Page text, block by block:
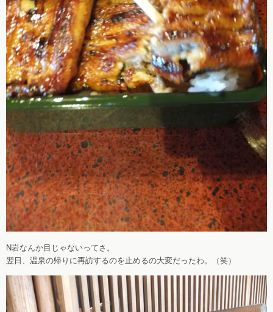
N岩なんか目じゃないってさ。
翌日、温泉の帰りに再訪するのを止めるの大変だったわ。（笑）